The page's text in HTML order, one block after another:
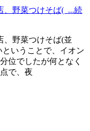
、野菜つけそば( ...続
、野菜つけそば(並
いうことで、イオン
位でしたが何となく
で、夜